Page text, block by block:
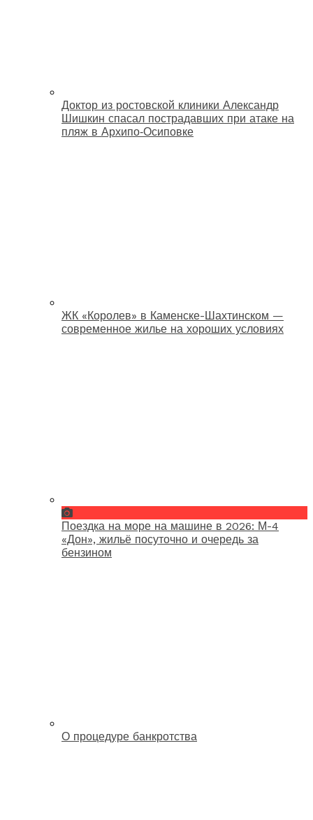
Доктор из ростовской клиники Александр
Шишкин спасал пострадавших при атаке на
пляж в Архипо‑Осиповке
ЖК «Королев» в Каменске-Шахтинском —
современное жилье на хороших условиях
Поездка на море на машине в 2026: М-4
«Дон», жильё посуточно и очередь за
бензином
О процедуре банкротства